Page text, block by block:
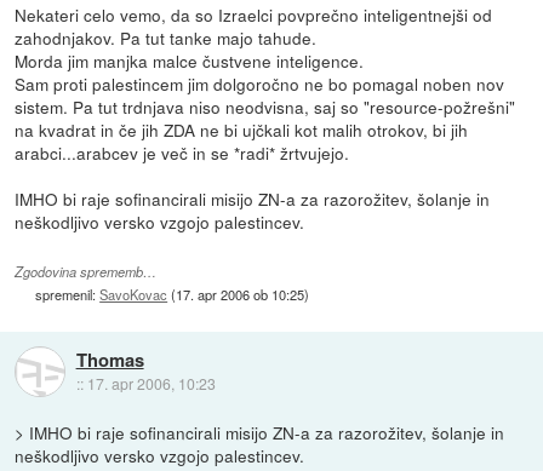
Nekateri celo vemo, da so Izraelci povprečno inteligentnejši od
zahodnjakov. Pa tut tanke majo tahude.
Morda jim manjka malce čustvene inteligence.
Sam proti palestincem jim dolgoročno ne bo pomagal noben nov
sistem. Pa tut trdnjava niso neodvisna, saj so "resource-požrešni"
na kvadrat in če jih ZDA ne bi ujčkali kot malih otrokov, bi jih
arabci...arabcev je več in se *radi* žrtvujejo.
IMHO bi raje sofinancirali misijo ZN-a za razorožitev, šolanje in
neškodljivo versko vzgojo palestincev.
Zgodovina sprememb…
spremenil:SavoKovac (17. apr 2006 ob 10:25)
Thomas
:: 17. apr 2006, 10:23
> IMHO bi raje sofinancirali misijo ZN-a za razorožitev, šolanje in
neškodljivo versko vzgojo palestincev.